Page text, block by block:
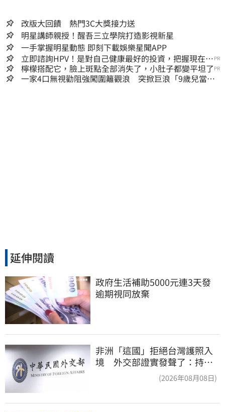
改版大回饋 熱門3C大獎接力送
明星講師親授！醒吾三立學院打造影視新星
一手掌握明星動態 即刻下載娛樂星聞APP
立即諮詢HPV！是對自己健康最好的投資，把握現在不
嫌晚！
PR
檸檬搭配它，臉上斑點全部消失了，小肚子都變平坦了 PR
一家4口無視勸阻強闖圍籬觀浪 突掀巨浪「9歲兒當場
延伸閱讀
政府生活補助5000元連3天發
逾期視同放棄
非洲「這國」拒絕台灣護照入
境 外交部證實發聲了：持續
(2026年08月08日)